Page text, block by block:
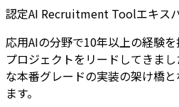
認定AI Recruitment Toolエキス
応用AIの分野で10年以上の経験
プロジェクトをリードしてきま
な本番グレードの実装の架け橋
ます。